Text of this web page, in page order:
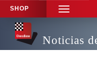
SHOP
TOGGLE
Noticias